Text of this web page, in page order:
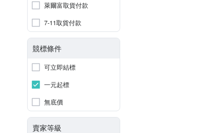
萊爾富取貨付款
7-11取貨付款
競標條件
可立即結標
一元起標
無底價
賣家等級